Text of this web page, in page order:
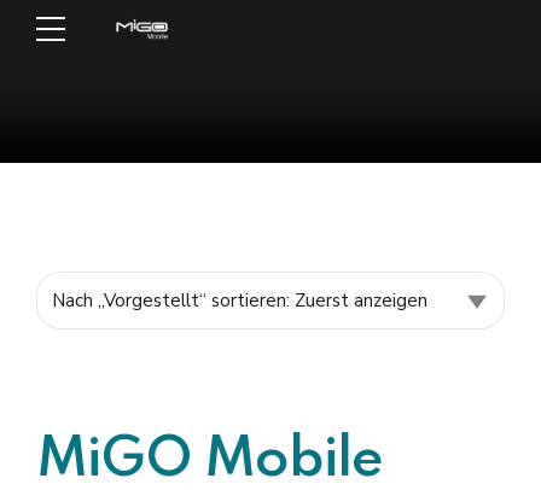
MiGO Mobile